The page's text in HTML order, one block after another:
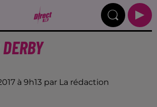
à 9h13 par La rédaction